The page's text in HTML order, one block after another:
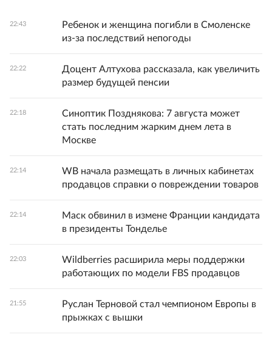
22:43
Ребенок и женщина погибли в Смоленске
из-за последствий непогоды
22:22
Доцент Алтухова рассказала, как увеличить
размер будущей пенсии
22:18
Синоптик Позднякова: 7 августа может
стать последним жарким днем лета в
Москве
22:14
WB начала размещать в личных кабинетах
продавцов справки о повреждении товаров
22:14
Маск обвинил в измене Франции кандидата
в президенты Тонделье
22:03
Wildberries расширила меры поддержки
работающих по модели FBS продавцов
21:55
Руслан Терновой стал чемпионом Европы в
прыжках с вышки